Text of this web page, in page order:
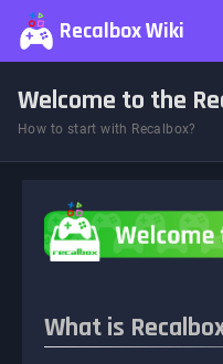
Recalbox Wiki
Welcome to the
How to start with Recalbox?
What is